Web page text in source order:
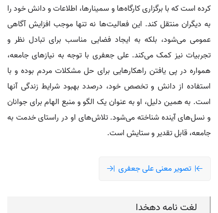
کرده است که با برگزاری کارگاه‌ها و سمینارها، اطلاعات و دانش خود را
به دیگران منتقل کند. این فعالیت‌ها نه تنها موجب افزایش آگاهی
عمومی می‌شود، بلکه به ایجاد فضایی مناسب برای تبادل نظر و
تجربیات نیز کمک می‌کند. علی جعفری با توجه به نیازهای جامعه،
همواره در پی یافتن راهکارهایی برای حل مشکلات مردم بوده و با
استفاده از دانش و تخصص خود، درصدد بهبود شرایط زندگی آنها
است. به همین دلیل، او به عنوان یک الگو و منبع الهام برای جوانان
و نسل‌های آینده شناخته می‌شود. تلاش‌های او در راستای خدمت به
جامعه، قابل تقدیر و ستایش است.
تصویر معنی علی جعفری
لغت نامه دهخدا